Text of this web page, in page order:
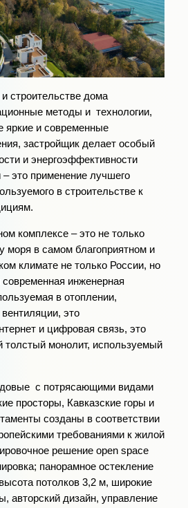
строительстве дома
методы и технологии,
яркие и современные
застройщик делает особый
и энергоэффективности
это применение лучшего
в строительстве к
комплексе – это не только
моря в самом благоприятном и
климате не только России, но
инженерная
в отоплении,
это
и цифровая связь, это
толстый монолит, используемый
с потрясающими видами
просторы, Кавказские горы и
созданы в соответствии
требованиями к жилой
решение open space
панорамное остекление
потолков 3,2 м, широкие
авторский дизайн, управление